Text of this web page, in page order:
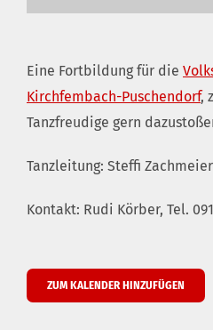
Eine Fortbildung für die
Kirchfembach-Puschendorf,
Tanzfreudige gern
Tanzleitung: Steffi Zachmeier
Kontakt: Rudi Körber, Tel.
ZUM KALENDER HINZUFÜGEN